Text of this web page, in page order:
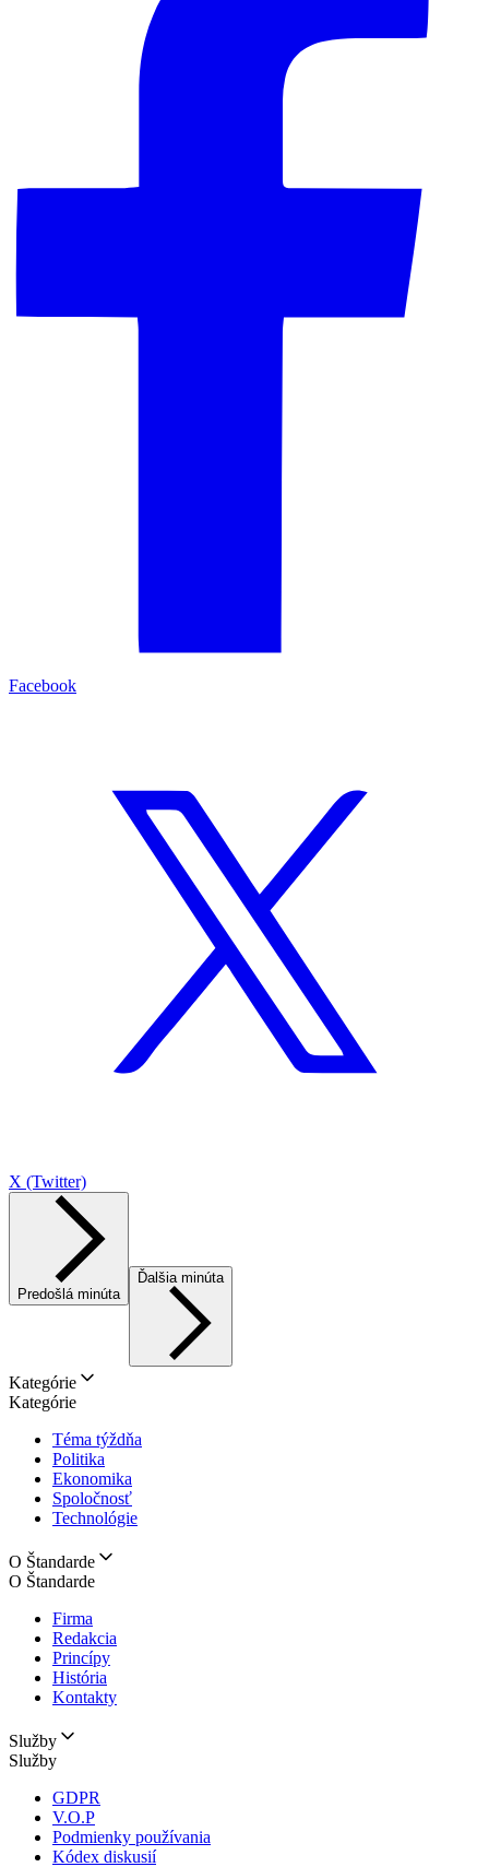
Facebook
X (Twitter)
Predošlá minúta
Ďalšia minúta
Kategórie
Kategórie
Téma týždňa
Politika
Ekonomika
Spoločnosť
Technológie
O Štandarde
O Štandarde
Firma
Redakcia
Princípy
História
Kontakty
Služby
Služby
GDPR
V.O.P
Podmienky používania
Kódex diskusií